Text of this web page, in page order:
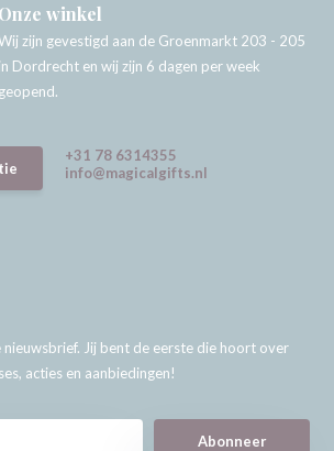
Onze winkel
zijn gevestigd aan de Groenmarkt 203 - 205
in Dordrecht en wij zijn 6 dagen per week
geopend.
+31 78 6314355
info@magicalgifts.nl
nieuwsbrief. Jij bent de eerste die hoort over
acties en aanbiedingen!
Abonneer